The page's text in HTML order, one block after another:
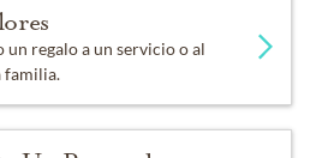
un regalo a un servicio o al
familia.